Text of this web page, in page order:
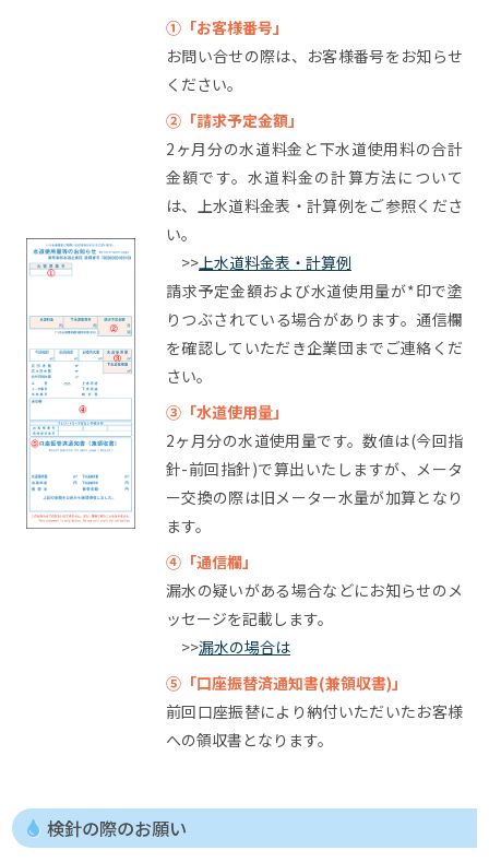
①「お客様番号」
お問い合せの際は、お客様番号をお知らせ
ください。
②「請求予定金額」
2ヶ月分の水道料金と下水道使用料の合計
金額です。水道料金の計算方法について
は、上水道料金表・計算例をご参照くださ
い。
>>上水道料金表・計算例
請求予定金額および水道使用量が*印で塗
りつぶされている場合があります。通信欄
を確認していただき企業団までご連絡くだ
さい。
③「水道使用量」
2ヶ月分の水道使用量です。数値は(今回指
針-前回指針)で算出いたしますが、メータ
ー交換の際は旧メーター水量が加算となり
ます。
④「通信欄」
漏水の疑いがある場合などにお知らせのメ
ッセージを記載します。
>>漏水の場合は
⑤「口座振替済通知書(兼領収書)」
前回口座振替により納付いただいたお客様
への領収書となります。
検針の際のお願い